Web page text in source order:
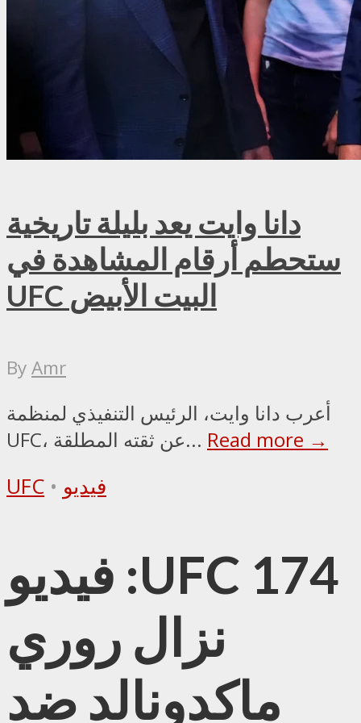
دانا وايت يعد بليلة تاريخية
ستحطم أرقام المشاهدة في
UFC البيت الأبيض
ByAmr
أعرب دانا وايت، الرئيس التنفيذي لمنظمة
UFC، عن ثقته المطلقة... Read more →
UFC • فيديو
فيديو :UFC 174
نزال روري
ماكدونالد ضد